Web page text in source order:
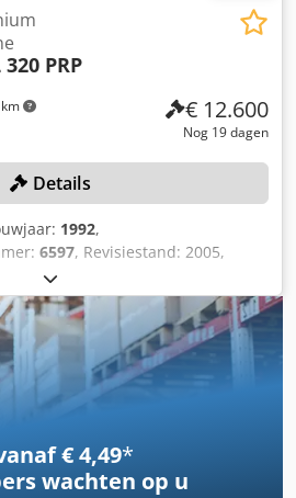
320 PRP
€ 12.600
Nog 19 dagen
Details
1992,
6597, Revisiestand: 2005,
en warmhoudoven DOGUS
bouwjaar: 2020,
45 kW, diameter: 1.320 mm,
spuitapparaat
2014, serienummer: 1009
€ 4,49*
wachten op u